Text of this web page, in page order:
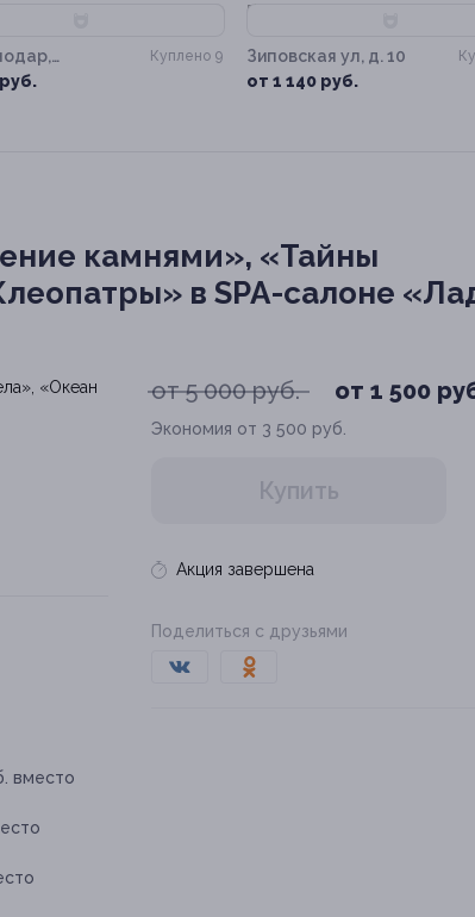
ул, д. 10
Куплено 9
Зиповская ул, д. 10
от 1 140 руб.
камнями», «Тайны
в SPA-салоне
от 5 000 руб. от 1 500
Экономия от 3 500 руб.
Купить
Акция завершена
Поделиться с друзьями
вместо